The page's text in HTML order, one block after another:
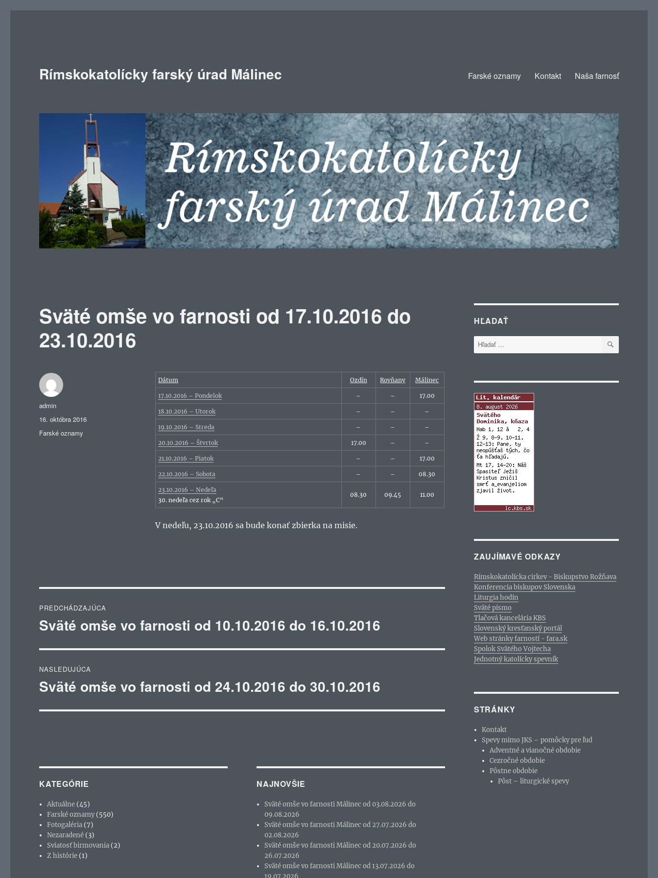
Rímskokatolícky farský úrad Málinec Farské oznamy Kontakt Naša farnosť
Sväté omše vo farnosti od 17.10.2016 do
23.10.2016
Dátum Ozdín Rovňany Málinec
17.10.2016 – Pondelok – – 17.00
18.10.2016 – Utorok – – –
19.10.2016 – Streda – – –
20.10.2016 – Štvrtok 17.00 – –
21.10.2016 – Piatok – – 17.00
22.10.2016 – Sobota – – 08.30
23.10.2016 – Nedeľa
30. nedeľa cez rok „C“
08.30 09.45 11.00
V nedeľu, 23.10.2016 sa bude konať zbierka na misie.
Autor
admin
Publikované
16. októbra 2016
Kategórie
Farské oznamy
v
PREDCHÁDZAJÚCA
Predchádzajúci
Sväté omše vo farnosti od 10.10.2016 do 16.10.2016
NASLEDUJÚCA
Ďalší
Sväté omše vo farnosti od 24.10.2016 do 30.10.2016
KATEGÓRIE
Aktuálne (45)
Farské oznamy(550)
Fotogaléria (7)
Nezaradené (3)
Sviatosť birmovania (2)
Z histórie (1)
NAJNOVŠIE
Sväté omše vo farnosti Málinec od 03.08.2026 do
09.08.2026
Sväté omše vo farnosti Málinec od 27.07.2026 do
02.08.2026
Sväté omše vo farnosti Málinec od 20.07.2026 do
26.07.2026
Sväté omše vo farnosti Málinec od 13.07.2026 do
HĽADAŤ
Hľadať:
ZAUJÍMAVÉ ODKAZY
Rímskokatolícka cirkev - Biskupstvo Rožňava
Konferencia biskupov Slovenska
Liturgia hodín
Sväté písmo
Tlačová kancelária KBS
Slovenský kresťanský portál
Web stránky farností - fara.sk
Spolok Svätého Vojtecha
Jednotný katolícky spevník
STRÁNKY
Kontakt
Spevy mimo JKS – pomôcky pre ľud
Adventné a vianočné obdobie
Cezročné obdobie
Pôstne obdobie
Pôst – liturgické spevy